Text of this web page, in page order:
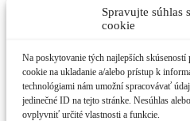
Spravujte súhlas
cookie
Na poskytovanie tých najlepších
cookie na ukladanie a/alebo prístup k
technológiami nám umožní spracovávať
jedinečné ID na tejto stránke. Nesúhlas
ovplyvniť určité vlastnosti a funkcie.